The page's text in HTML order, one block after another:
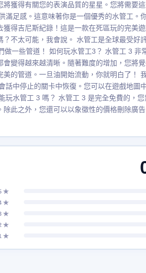
獲得有關您的表演品質的星星。您將需要
足感。這意味著你是一個優秀的水管工。
得吉尼斯紀錄！這是一款在死區玩的完美
不太可能，我會說。 水管工是全球最受好
一些管道！ 如何玩水管工3？ 水管工 3 非
變得越來越清晰。隨著難度的增加，您將
的管道。一旦油開始流動，你就明白了！
中停止的關卡中恢復。您可以在遊戲地圖
水管工 3 嗎？ 水管工 3 是完全免費的，
此之外，您還可以以象徵性的價格刪除廣
★
★
★
★
★